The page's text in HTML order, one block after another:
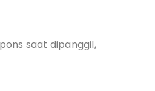
saat dipanggil,